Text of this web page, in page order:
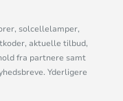
solcellelamper,
aktuelle tilbud,
fra partnere samt
Yderligere